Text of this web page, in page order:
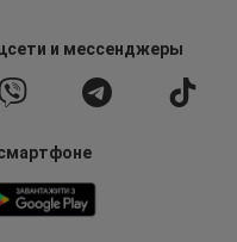
и мессенджеры